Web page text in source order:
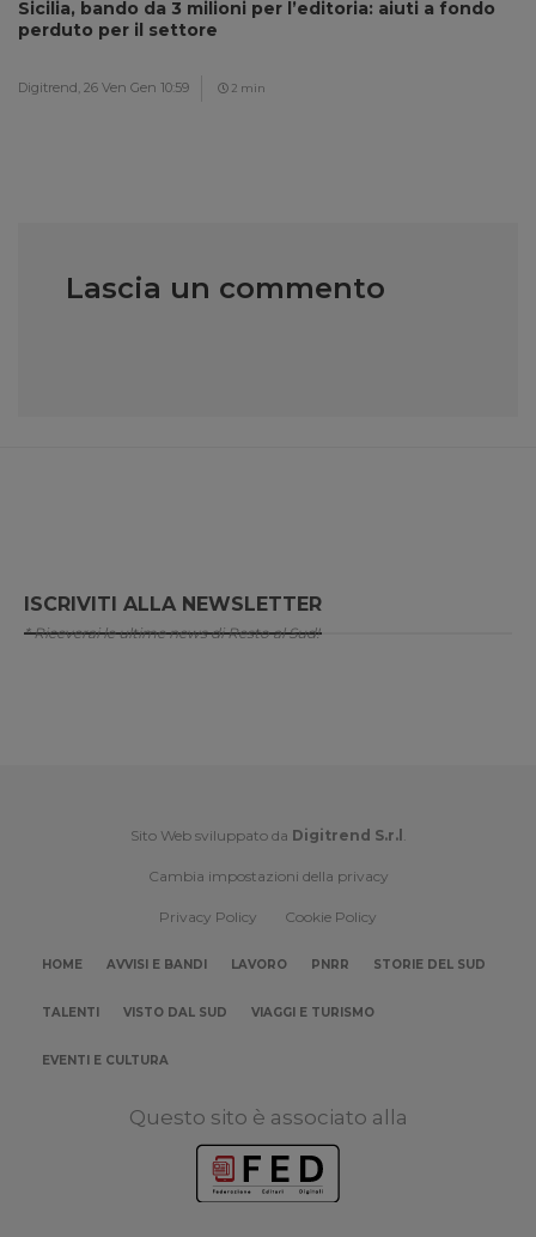
Sicilia, bando da 3 milioni per l’editoria: aiuti a fondo
perduto per il settore
Digitrend, 26 Ven Gen 10:59 2 min
Lascia un commento
ISCRIVITI ALLA NEWSLETTER
* Riceverai le ultime news di Resto al Sud!
Sito Web sviluppato da Digitrend S.r.l .
Cambia impostazioni della privacy
Privacy Policy Cookie Policy
HOME AVVISI E BANDI LAVORO PNRR STORIE DEL SUD
TALENTI VISTO DAL SUD VIAGGI E TURISMO
EVENTI E CULTURA
Questo sito è associato alla